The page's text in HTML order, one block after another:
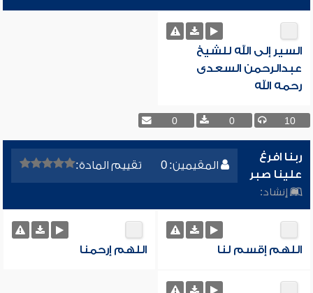
السير إلى الله للشيخ
عبدالرحمن السعدى
رحمه الله
10
0
0
المقيمين: 0 تقييم المادة:
ربنا افرغ
علينا صبر
إنشاد:
اللهم إقسم لنا اللهم إرحمنا